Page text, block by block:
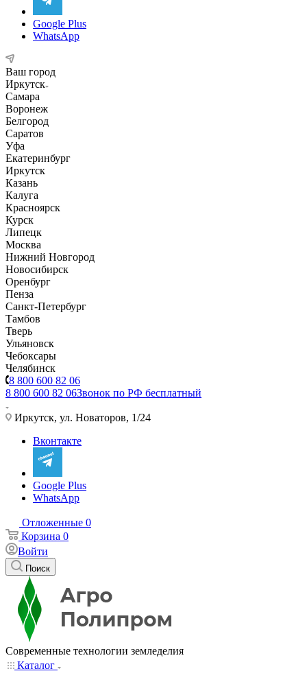
Google Plus
WhatsApp
Ваш город
Иркутск
Самара
Воронеж
Белгород
Саратов
Уфа
Екатеринбург
Иркутск
Казань
Калуга
Красноярск
Курск
Липецк
Москва
Нижний Новгород
Новосибирск
Оренбург
Пенза
Санкт-Петербург
Тамбов
Тверь
Ульяновск
Чебоксары
Челябинск
8 800 600 82 06
8 800 600 82 06Звонок по РФ бесплатный
Иркутск, ул. Новаторов, 1/24
Вконтакте
Google Plus
WhatsApp
Отложенные 0
Корзина 0
Войти
Поиск
Современные технологии земледелия
Каталог